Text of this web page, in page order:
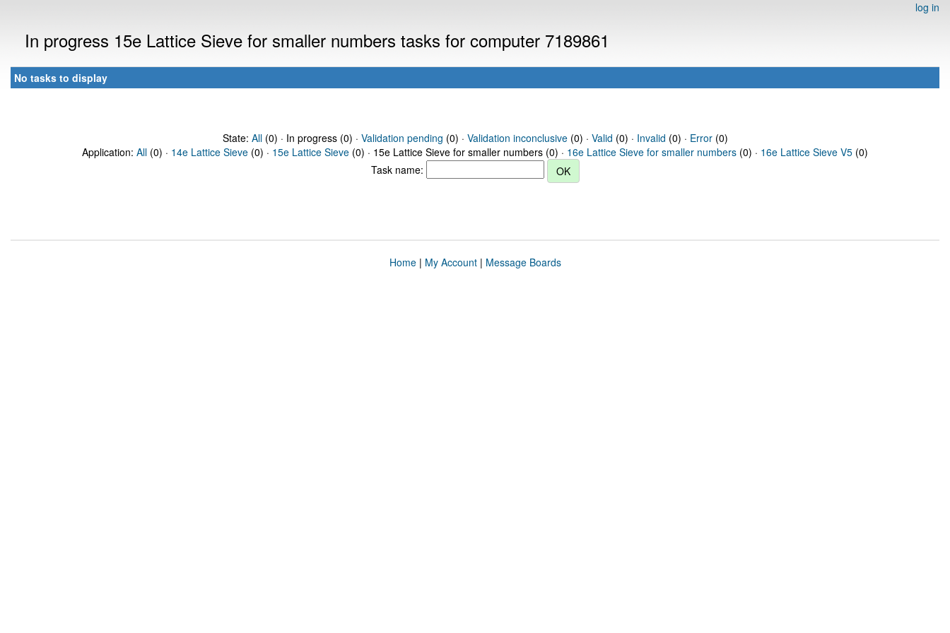
log in
In progress 15e Lattice Sieve for smaller numbers tasks for computer 7189861
No tasks to display
State: All(0) · In progress (0) · Validation pending (0) · Validation inconclusive(0) · Valid (0) · Invalid (0) · Error(0)
Application: All (0) · 14e Lattice Sieve (0) · 15e Lattice Sieve (0) · 15e Lattice Sieve for smaller numbers (0) · 16e Lattice Sieve for smaller numbers (0) · 16e Lattice Sieve V5 (0)
Task name:
Home| My Account| Message Boards